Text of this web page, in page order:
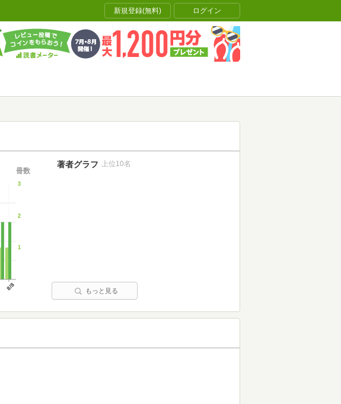
新規登録(無料) ログイン
8/8
1
2
3
冊数
著者グラフ 上位10名
もっと見る